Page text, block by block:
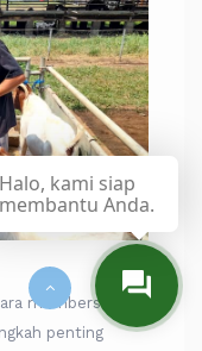
membersihkan
penting
Halo, kami siap
membantu Anda.